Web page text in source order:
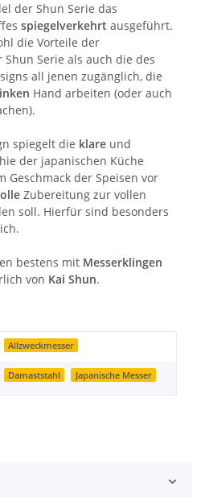
der Shun Serie das
spiegelverkehrt ausgeführt.
die Vorteile der
Serie als auch die des
all jenen zugänglich, die
Hand arbeiten (oder auch
spiegelt die klare und
der japanischen Küche
Geschmack der Speisen vor
Zubereitung zur vollen
soll. Hierfür sind besonders
bestens mit Messerklingen
von Kai Shun.
Allzweckmesser
Damaststahl Japanische Messer